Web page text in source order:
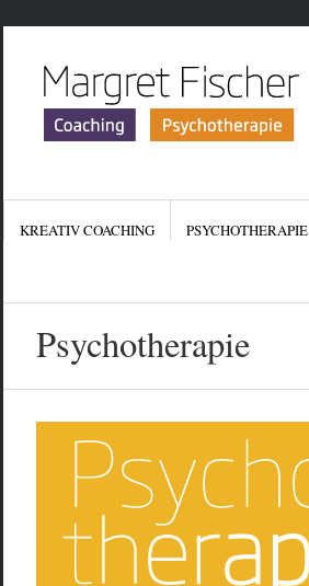
KREATIV COACHING PSYCHOTHERAPIE
Psychotherapie